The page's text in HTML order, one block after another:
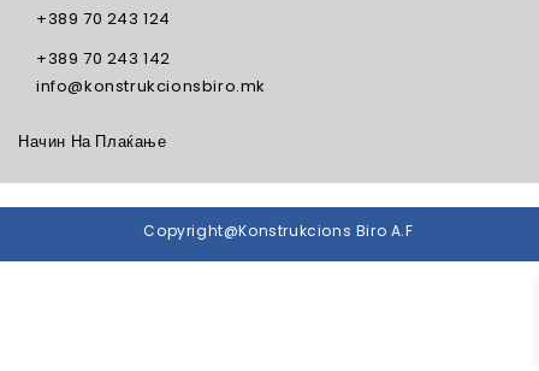
+389 70 243 124
+389 70 243 142
info@konstrukcionsbiro.mk
Начин На Плаќање
Copyright@Konstrukcions Biro A.F